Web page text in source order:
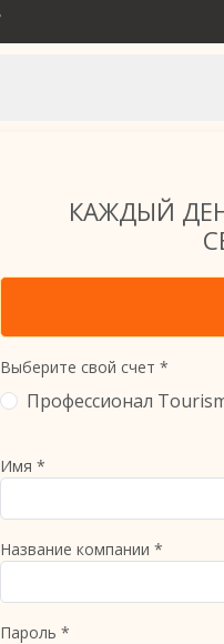
КАЖДЫЙ
Выберите свой счет *
Профессионал
Имя *
Название компании *
Пароль *